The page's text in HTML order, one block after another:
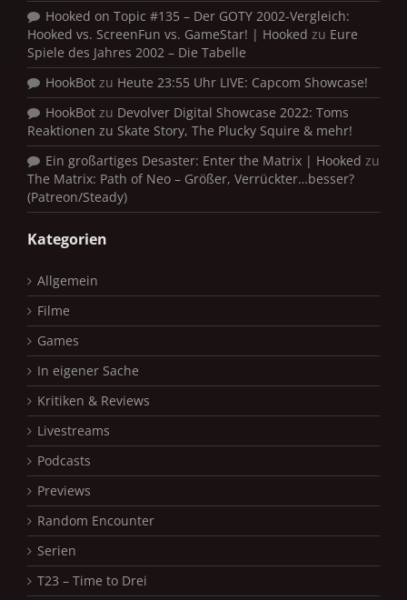
Hooked on Topic #135 – Der GOTY 2002-Vergleich:
Hooked vs. ScreenFun vs. GameStar! | Hooked zu Eure
Spiele des Jahres 2002 – Die Tabelle
HookBot zu Heute 23:55 Uhr LIVE: Capcom Showcase!
HookBot zu Devolver Digital Showcase 2022: Toms
Reaktionen zu Skate Story, The Plucky Squire & mehr!
Ein großartiges Desaster: Enter the Matrix | Hooked zu
The Matrix: Path of Neo – Größer, Verrückter…besser?
(Patreon/Steady)
Kategorien
Allgemein
Filme
Games
In eigener Sache
Kritiken & Reviews
Livestreams
Podcasts
Previews
Random Encounter
Serien
T23 – Time to Drei